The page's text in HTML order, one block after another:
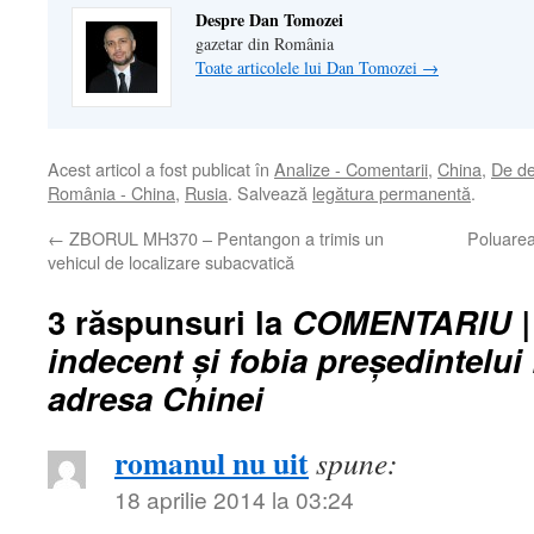
Despre Dan Tomozei
gazetar din România
Toate articolele lui Dan Tomozei →
Acest articol a fost publicat în Analize - Comentarii, China, De
România - China, Rusia. Salvează legătura permanentă.
← ZBORUL MH370 – Pentangon a trimis un
vehicul de localizare subacvatică
3 răspunsuri la
indecent şi fobia preşedintelui
adresa Chinei
romanul nu uitspune:
18 aprilie 2014 la 03:24